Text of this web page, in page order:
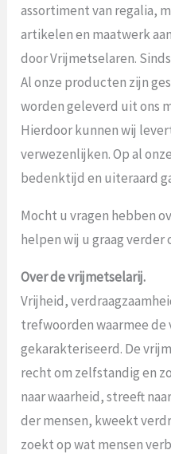
assortiment van regalia,
artikelen en maatwerk
door Vrijmetselaren. Sinds
Al onze producten zijn
worden geleverd uit ons
Hierdoor kunnen wij
verwezenlijken. Op al
bedenktijd en uiteraard
Mocht u vragen hebben
helpen wij u graag verder
Over de vrijmetselarij.
Vrijheid,
trefwoorden waarmee
gekarakteriseerd. De
recht om zelfstandig en
naar waarheid, streeft
der mensen, kweekt
zoekt op wat mensen